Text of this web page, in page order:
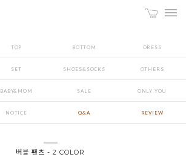
TOP BOTTOM DRESS
SET SHOES&SOCKS OTHERS
BABY&MOM SALE ONLY YOU
NOTICE Q&A REVIEW
버블 팬츠 - 2 COLOR